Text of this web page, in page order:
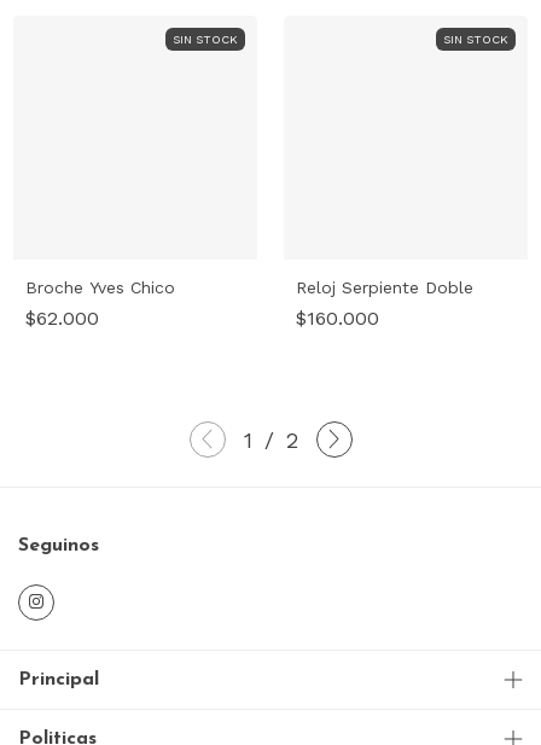
SIN STOCK
Broche Yves Chico
$62.000
SIN STOCK
Reloj Serpiente Doble
$160.000
1 / 2
Seguinos
Principal
Politicas